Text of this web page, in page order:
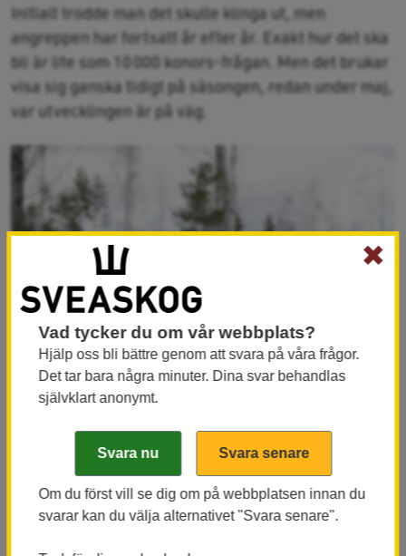
Initialt trodde man det skulle klinga ut, men
angreppen har fortsatt år efter år. Exakt hur det ska
bli är lite som 10 000 konors-frågan. Men det brukar
visa sig ganska tidigt på säsongen, redan under maj,
var utvecklingen är på väg.
Gransanering
En mängd olika metoder har använts för att
bekämpa barkborren. Ett av dem är att avverka
✖
Vad tycker du om vår webbplats?
Hjälp oss bli bättre genom att svara på våra frågor.
Det tar bara några minuter. Dina svar behandlas
självklart anonymt.
Om du först vill se dig om på webbplatsen innan du
svarar kan du välja alternativet "Svara senare".